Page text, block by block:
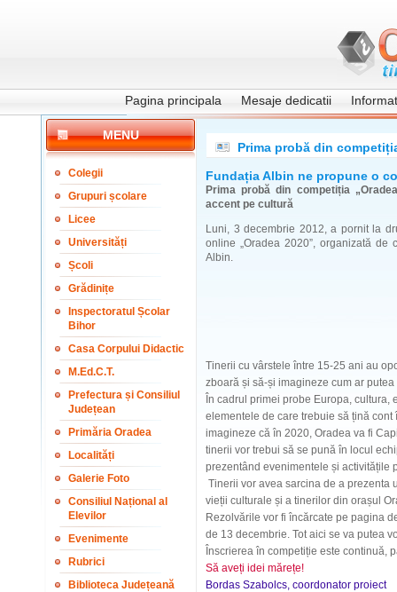
Pagina principala Mesaje dedicatii
MENU
Colegii
Grupuri școlare
Licee
Universități
Școli
Grădinițe
Inspectoratul Școlar
Bihor
Casa Corpului Didactic
M.Ed.C.T.
Prefectura și Consiliul
Județean
Primăria Oradea
Localități
Galerie Foto
Consiliul Național al
Elevilor
Evenimente
Rubrici
Biblioteca Județeană
Prima probă din
Fundația Albin ne propune o
Prima probă din competiția
accent pe cultură
Luni, 3 decembrie 2012, a pornit la
online „Oradea 2020”, organizată de
Albin.
Tinerii cu vârstele între 15-25 ani au
zboară și să-și imagineze cum ar
În cadrul primei probe Europa,
elementele de care trebuie să țină
imagineze că în 2020, Oradea va fi
tinerii vor trebui să se pună în locul
prezentând evenimentele și activitățile
Tinerii vor avea sarcina de a prezenta
vieții culturale și a tinerilor din orașul
Rezolvările vor fi încărcate pe pagina
de 13 decembrie. Tot aici se va putea
Înscrierea în competiție este continuă,
Să aveți idei mărețe!
Bordas Szabolcs, coordonator proiect